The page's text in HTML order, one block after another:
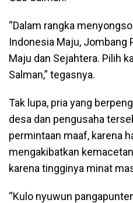
“Dalam rangka
Indonesia Maju, Jombang
Maju dan Sejahtera. Pilih
Salman,” tegasnya.
Tak lupa, pria yang
desa dan pengusaha
permintaan maaf, karena
mengakibatkan
karena tingginya minat
“Kulo nyuwun